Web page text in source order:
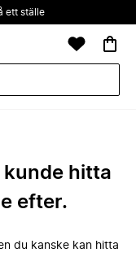
ett ställe
kunde hitta
efter.
du kanske kan hitta